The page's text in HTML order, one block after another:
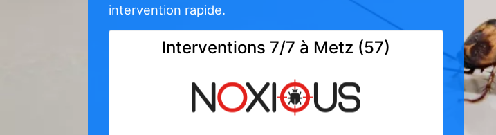
intervention rapide.
Interventions 7/7 à Metz (57)